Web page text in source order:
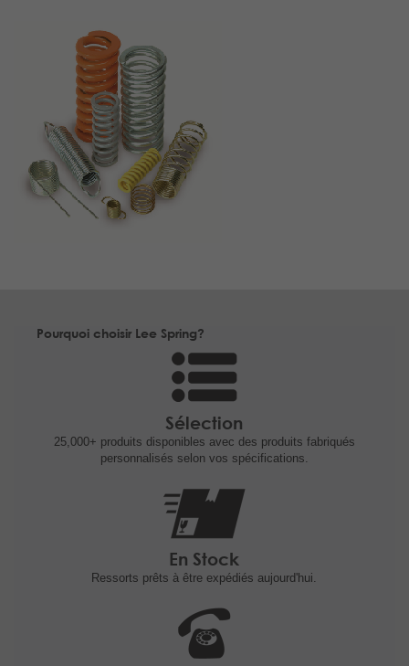
Pourquoi choisir Lee Spring?
Sélection
25,000+ produits disponibles avec des produits fabriqués
personnalisés selon vos spécifications.
En Stock
Ressorts prêts à être expédiés aujourd'hui.